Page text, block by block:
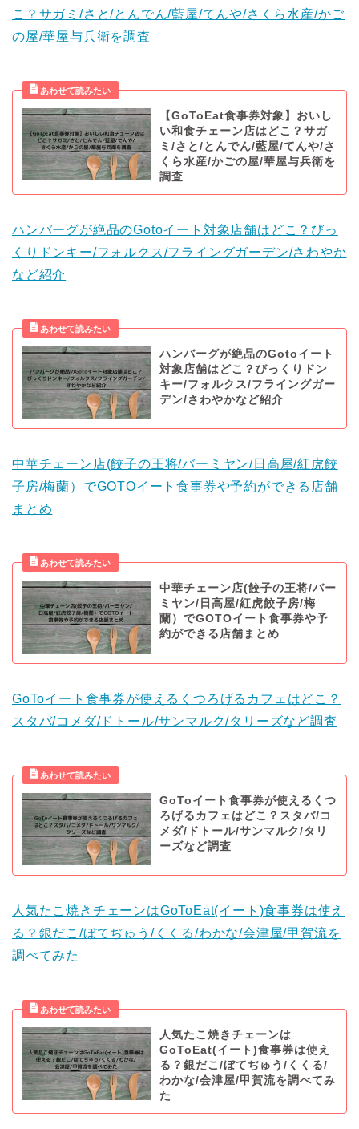
こ？サガミ/さと/とんでん/藍屋/てんや/さくら水産/かご
の屋/華屋与兵衛を調査
【GoToEat食事券対象】おいし
い和食チェーン店はどこ？サガ
ミ/さと/とんでん/藍屋/てんや/さ
くら水産/かごの屋/華屋与兵衛を
調査
ハンバーグが絶品のGotoイート対象店舗はどこ？びっ
くりドンキー/フォルクス/フライングガーデン/さわやか
など紹介
ハンバーグが絶品のGotoイート
対象店舗はどこ？びっくりドン
キー/フォルクス/フライングガー
デン/さわやかなど紹介
中華チェーン店(餃子の王将/バーミヤン/日高屋/紅虎餃
子房/梅蘭）でGOTOイート食事券や予約ができる店舗
まとめ
中華チェーン店(餃子の王将/バー
ミヤン/日高屋/紅虎餃子房/梅
蘭）でGOTOイート食事券や予
約ができる店舗まとめ
GoToイート食事券が使えるくつろげるカフェはどこ？
スタバ/コメダ/ドトール/サンマルク/タリーズなど調査
GoToイート食事券が使えるくつ
ろげるカフェはどこ？スタバ/コ
メダ/ドトール/サンマルク/タリ
ーズなど調査
人気たこ焼きチェーンはGoToEat(イート)食事券は使え
る？銀だこ/ぼてぢゅう/くくる/わかな/会津屋/甲賀流を
調べてみた
人気たこ焼きチェーンは
GoToEat(イート)食事券は使え
る？銀だこ/ぼてぢゅう/くくる/
わかな/会津屋/甲賀流を調べてみ
た